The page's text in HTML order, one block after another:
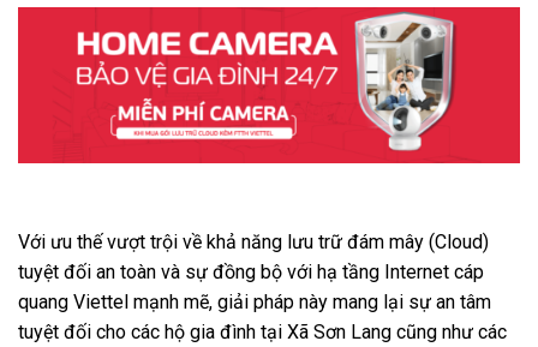
Với ưu thế vượt trội về khả năng lưu trữ đám mây (Cloud)
tuyệt đối an toàn và sự đồng bộ với hạ tầng Internet cáp
quang Viettel mạnh mẽ, giải pháp này mang lại sự an tâm
tuyệt đối cho các hộ gia đình tại Xã Sơn Lang cũng như các